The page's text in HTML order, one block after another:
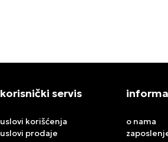
korisnički servis
uslovi korišćenja
uslovi prodaje
o nama